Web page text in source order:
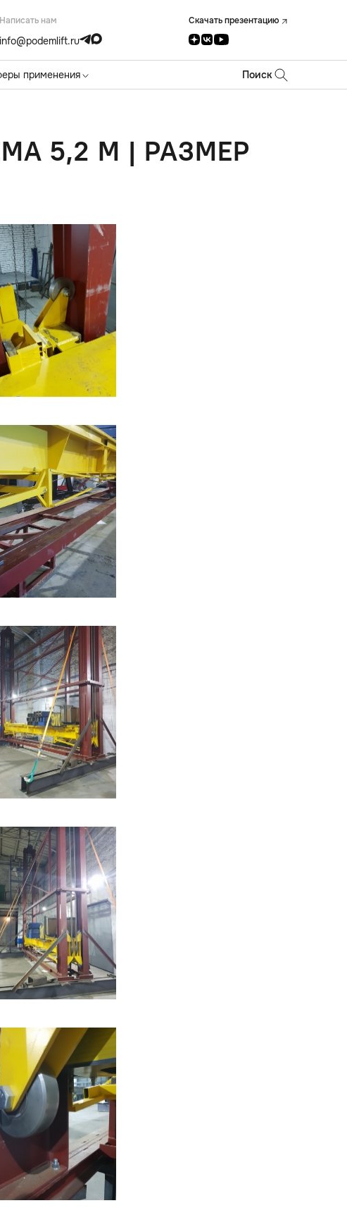
Написать нам
info@podemlift.ru
Скачать презентацию
применения Поиск
5,2 М | РАЗМЕР